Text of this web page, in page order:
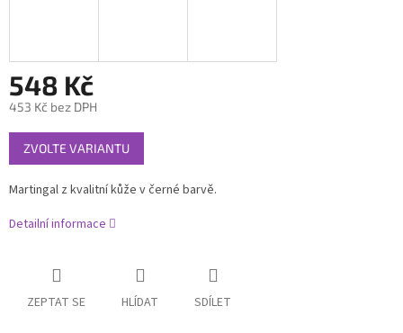
548 Kč
453 Kč bez DPH
Měrná
cena:
ZVOLTE VARIANTU
Martingal z kvalitní kůže v černé barvě.
Detailní informace
ZEPTAT SE HLÍDAT SDÍLET